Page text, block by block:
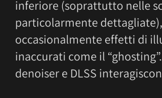
inferiore (soprattutto nelle
particolarmente
occasionalmente effetti di
inaccurati come il
denoiser e DLSS